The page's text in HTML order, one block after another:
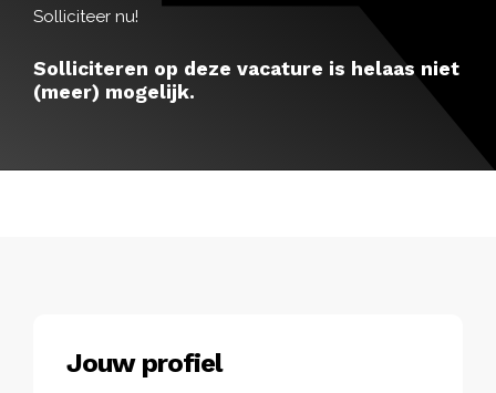
Solliciteer nu!
Solliciteren op deze vacature is helaas niet
(meer) mogelijk.
Jouw profiel